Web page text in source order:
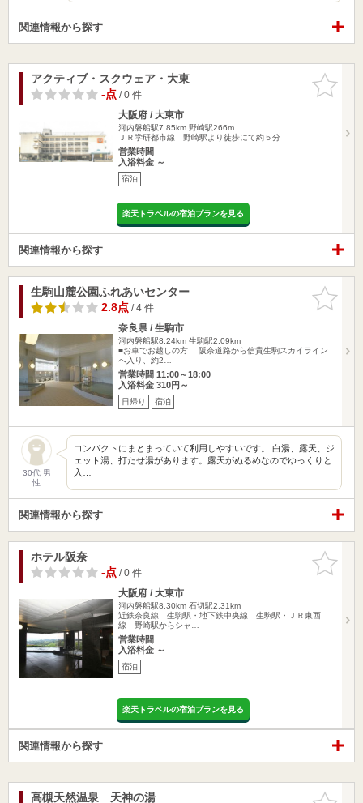
関連情報から探す
お気に入
りに追加
アクティブ・スクウェア・大東
-点/ 0 件
大阪府 / 大東市
河内磐船駅7.85km 野崎駅266m
ＪＲ学研都市線 野崎駅より徒歩にて約５分
営業時間
入浴料金 ～
宿泊
楽天トラベルの宿泊プランを見る
関連情報から探す
お気に入
りに追加
生駒山麓公園ふれあいセンター
2.8点/ 4 件
奈良県 / 生駒市
河内磐船駅8.24km 生駒駅2.09km
■お車でお越しの方 阪奈道路から信貴生駒スカイライン
へ入り、約2…
営業時間 11:00～18:00
入浴料金 310円～
日帰り 宿泊
30代 男
性
コンパクトにまとまっていて利用しやすいです。 白湯、露天、ジ
ェット湯、打たせ湯があります。露天がぬるめなのでゆっくりと
入…
関連情報から探す
お気に入
りに追加
ホテル阪奈
-点/ 0 件
大阪府 / 大東市
河内磐船駅8.30km 石切駅2.31km
近鉄奈良線 生駒駅・地下鉄中央線 生駒駅・ＪＲ東西
線 野崎駅からシャ…
営業時間
入浴料金 ～
宿泊
楽天トラベルの宿泊プランを見る
関連情報から探す
お気に入
高槻天然温泉 天神の湯